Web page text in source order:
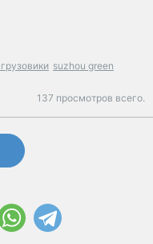
suzhou green
137 просмотров всего.